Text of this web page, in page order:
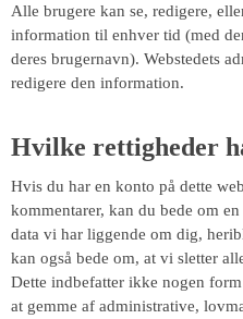
Alle brugere kan se, redigere,
information til enhver tid (med
deres brugernavn). Webstedets
redigere den information.
Hvilke rettigheder
Hvis du har en konto på dette
kommentarer, kan du bede om
data vi har liggende om dig,
kan også bede om, at vi sletter
Dette indbefatter ikke nogen
at gemme af administrative,